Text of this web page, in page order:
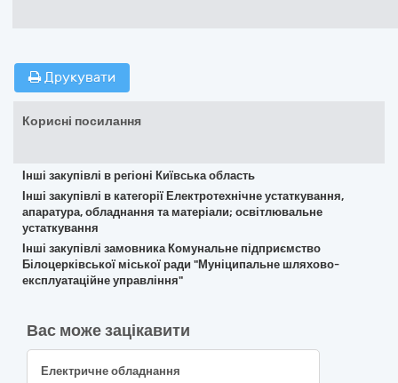
Друкувати
Корисні посилання
Інші закупівлі в регіоні Київська область
Інші закупівлі в категорії Електротехнічне устаткування,
апаратура, обладнання та матеріали; освітлювальне
устаткування
Інші закупівлі замовника Комунальне підприємство
Білоцерківської міської ради "Муніципальне шляхово-
експлуатаційне управління"
Вас може зацікавити
Електричне обладнання